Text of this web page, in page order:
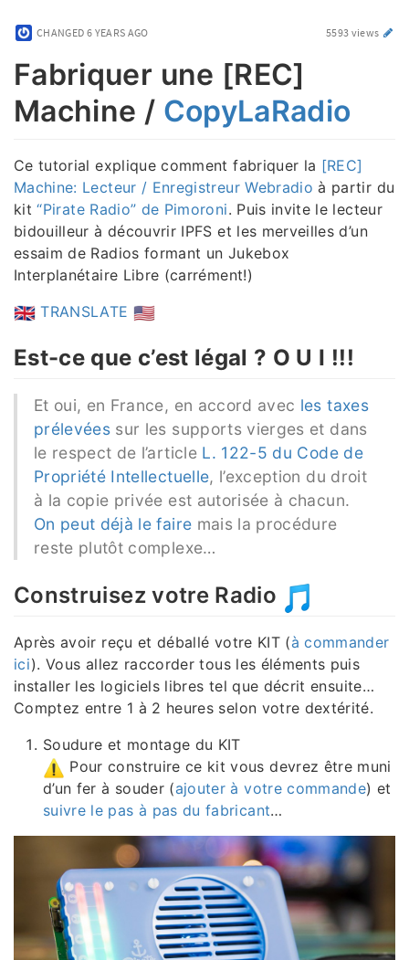
CHANGED 6 YEARS AGO 5593 views
Fabriquer une [REC]
Machine / CopyLaRadio
Ce tutorial explique comment fabriquer la [REC]
Machine: Lecteur / Enregistreur Webradio à partir du
kit“Pirate Radio” de Pimoroni. Puis invite le lecteur
bidouilleur à découvrir IPFS et les merveilles d’un
essaim de Radios formant un Jukebox
Interplanétaire Libre (carrément!)
TRANSLATE
Est-ce que c’est légal ? O U I !!!
Et oui, en France, en accord avec les taxes
prélevées sur les supports vierges et dans
le respect de l’article L. 122-5 du Code de
Propriété Intellectuelle, l’exception du droit
à la copie privée est autorisée à chacun.
On peut déjà le faire mais la procédure
reste plutôt complexe…
Construisez votre Radio
Après avoir reçu et déballé votre KIT (à commander
ici). Vous allez raccorder tous les éléments puis
installer les logiciels libres tel que décrit ensuite…
Comptez entre 1 à 2 heures selon votre dextérité.
Soudure et montage du KIT
Pour construire ce kit vous devrez être muni
d’un fer à souder (ajouter à votre commande) et
suivre le pas à pas du fabricant…